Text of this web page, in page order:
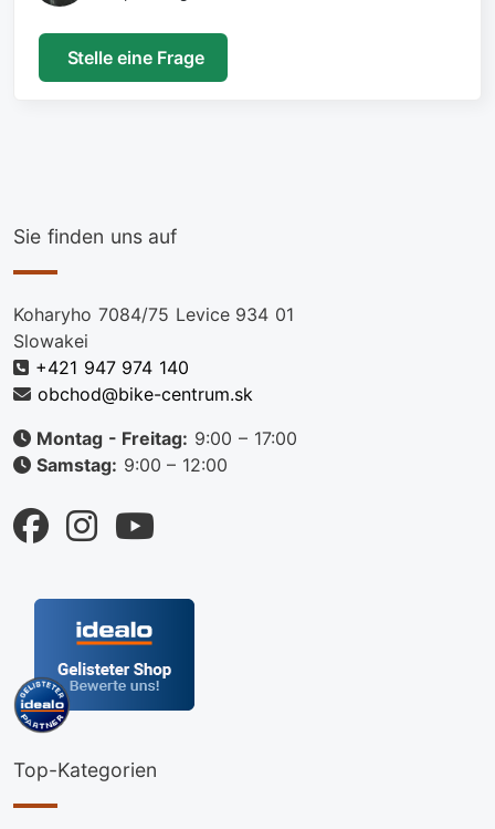
Stelle eine Frage
Sie finden uns auf
Koharyho 7084/75 Levice 934 01
Slowakei
+421 947 974 140
obchod@bike-centrum.sk
Montag - Freitag: 9:00 – 17:00
Samstag: 9:00 – 12:00
Top-Kategorien